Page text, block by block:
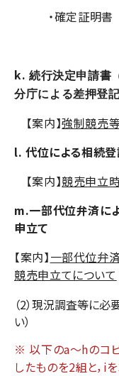
・確定証明書
k. 続行決定申請書
分庁による差押登
【案内】強制競売
l. 代位による相続
【案内】競売申立
m.一部代位弁済に
申立て
【案内】一部代位弁
競売申立てについて
（2）現況調査等に
い）
※ 以下のa～hのコ
したものを2組と，i